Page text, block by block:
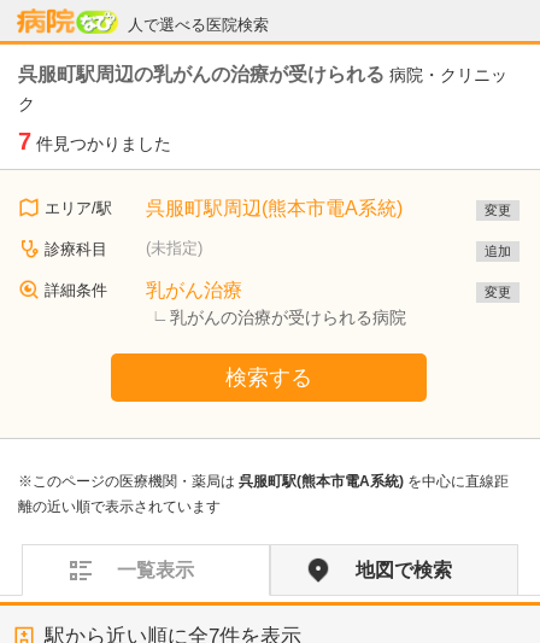
人で選べる医院検索
病院なび
呉服町駅周辺の乳がんの治療が受けられる 病院・クリニッ
ク
7 件見つかりました
エリア/駅 呉服町駅周辺(熊本市電A系統) 変更
診療科目 (未指定) 追加
詳細条件 乳がん治療
乳がんの治療が受けられる病院
変更
検索する
※このページの医療機関・薬局は 呉服町駅(熊本市電A系統) を中心に直線距
離の近い順で表示されています
一覧表示 地図で検索
駅から近い順に全7件を表示